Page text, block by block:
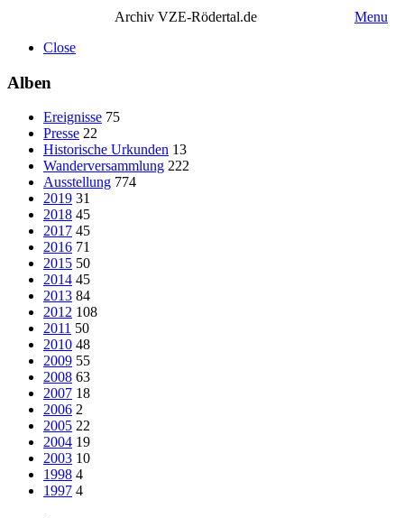
Archiv VZE-Rödertal.de
Menu
Close
Alben
Ereignisse 75
Presse 22
Historische Urkunden 13
Wanderversammlung 222
Ausstellung 774
2019 31
2018 45
2017 45
2016 71
2015 50
2014 45
2013 84
2012 108
2011 50
2010 48
2009 55
2008 63
2007 18
2006 2
2005 22
2004 19
2003 10
1998 4
1997 4